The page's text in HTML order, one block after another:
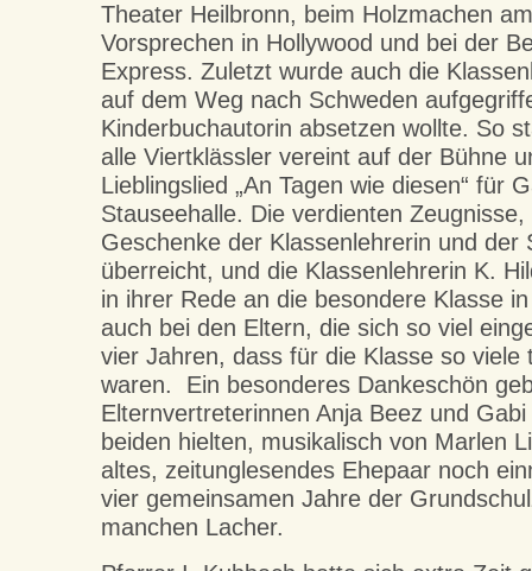
Theater Heilbronn, beim Holzmachen
Vorsprechen in Hollywood und bei der
Express. Zuletzt wurde auch die
auf dem Weg nach Schweden
Kinderbuchautorin absetzen wollte. So
alle Viertklässler vereint auf der Bühne
Lieblingslied „An Tagen wie diesen“ für
Stauseehalle. Die verdienten
Geschenke der Klassenlehrerin und der
überreicht, und die Klassenlehrerin K.
in ihrer Rede an die besondere Klasse
auch bei den Eltern, die sich so viel
vier Jahren, dass für die Klasse so viele
waren. Ein besonderes Dankeschön
Elternvertreterinnen Anja Beez und
beiden hielten, musikalisch von Marlen
altes, zeitunglesendes Ehepaar noch
vier gemeinsamen Jahre der
manchen Lacher.